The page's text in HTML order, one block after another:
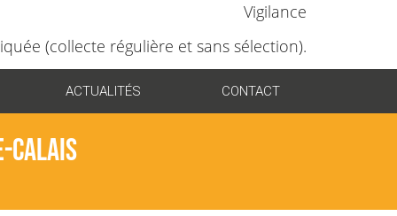
Vigilance
(collecte régulière et sans sélection).
ACTUALITÉS CONTACT
Calais